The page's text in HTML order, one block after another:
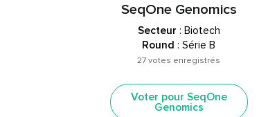
SeqOne Genomics
Secteur : Biotech
Round : Série B
27 votes enregistrés
Voter pour SeqOne
Genomics